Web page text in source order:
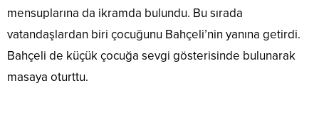
mensuplarına da ikramda bulundu. Bu sırada
vatandaşlardan biri çocuğunu Bahçeli’nin yanına getirdi.
Bahçeli de küçük çocuğa sevgi gösterisinde bulunarak
masaya oturttu.